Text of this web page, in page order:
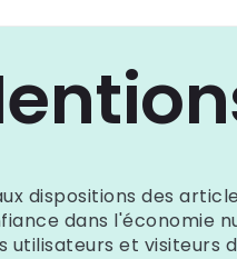
dispositions des
dans l'économie
utilisateurs et visiteurs